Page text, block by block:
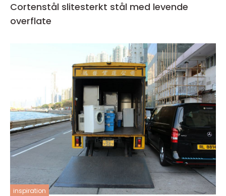
Cortenstål slitesterkt stål med levende
overflate
inspiration